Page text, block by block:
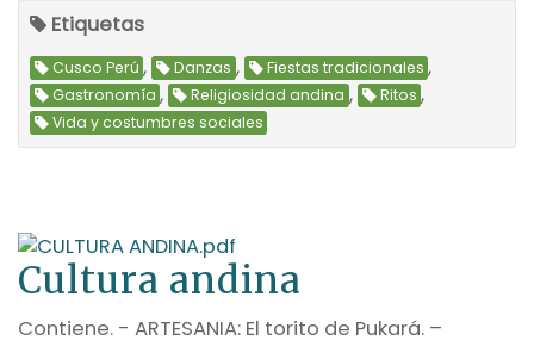
Etiquetas
Cusco Perú , Danzas , Fiestas tradicionales ,
Gastronomía , Religiosidad andina , Ritos ,
Vida y costumbres sociales
Cultura andina
Contiene. - ARTESANIA: El torito de Pukará. –